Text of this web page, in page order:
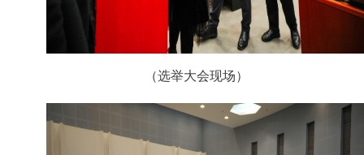
（选举大会现场）